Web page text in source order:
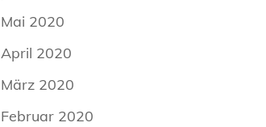
Mai 2020
April 2020
März 2020
Februar 2020